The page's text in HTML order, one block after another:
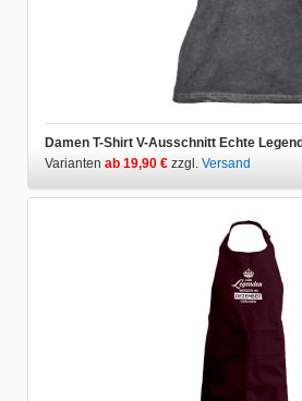
Varianten ab 19,90 € zzgl. Versand